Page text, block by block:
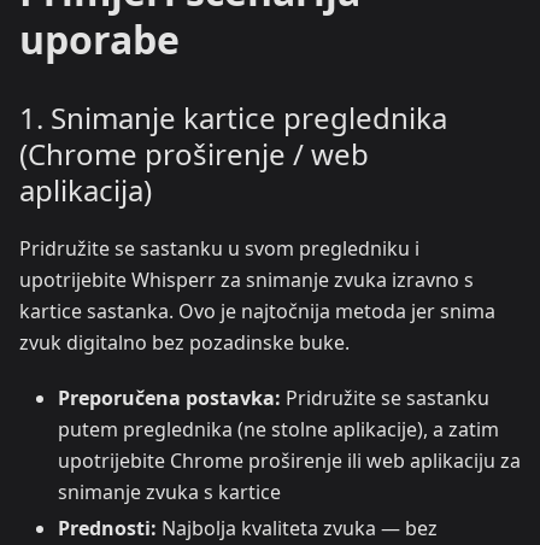
uporabe
1. Snimanje kartice preglednika
(Chrome proširenje / web
aplikacija)
Pridružite se sastanku u svom pregledniku i
upotrijebite Whisperr za snimanje zvuka izravno s
kartice sastanka. Ovo je najtočnija metoda jer snima
zvuk digitalno bez pozadinske buke.
Preporučena postavka: Pridružite se sastanku
putem preglednika (ne stolne aplikacije), a zatim
upotrijebite Chrome proširenje ili web aplikaciju za
snimanje zvuka s kartice
Prednosti: Najbolja kvaliteta zvuka — bez